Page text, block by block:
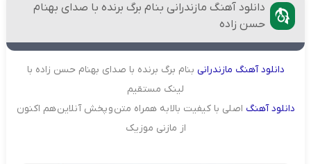
دانلود آهنگ مازندرانی بنام برگ برنده با صدای بهنام
حسن زاده
دانلودآهنگ مازندرانی بنام برگ برنده با صدای بهنام حسن زاده با
لینک مستقیم
دانلودآهنگ اصلی با کیفیت بالا به همراه متن و پخش آنلاین هم اکنون
از مازنی موزیک